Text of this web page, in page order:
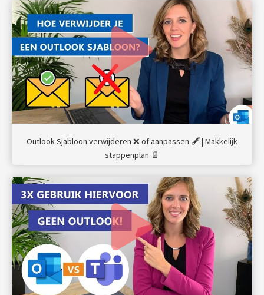
Outlook Sjabloon verwijderen ❌ of aanpassen 🖋️ | Makkelijk
stappenplan 📄